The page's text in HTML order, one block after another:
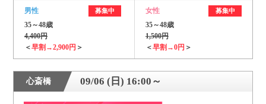
男性 募集中
35～48歳
4,400円
＜早割→2,900円 ＞
女性 募集中
35～48歳
1,500円
＜早割→0円 ＞
心斎橋 09/06 (日) 16:00～